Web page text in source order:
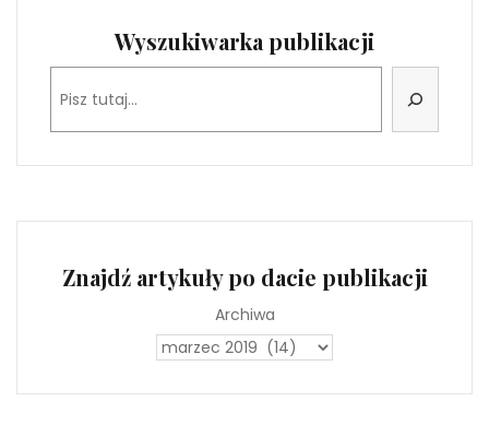
Wyszukiwarka publikacji
Znajdź artykuły po dacie publikacji
Archiwa